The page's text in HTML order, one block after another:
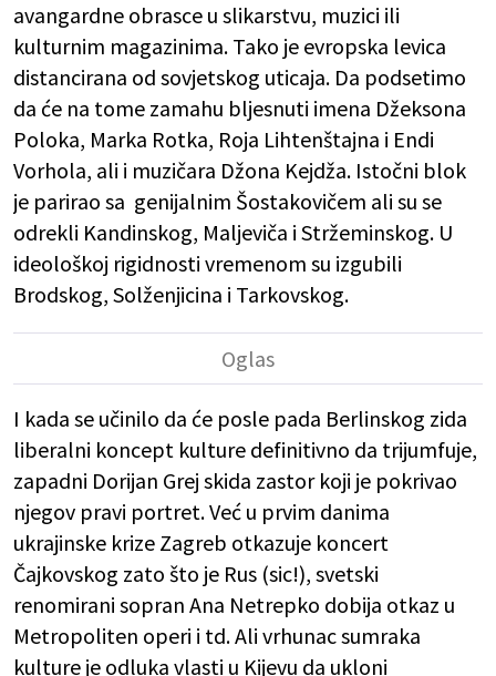
avangardne obrasce u slikarstvu, muzici ili
kulturnim magazinima. Tako je evropska levica
distancirana od sovjetskog uticaja. Da podsetimo
da će na tome zamahu bljesnuti imena Džeksona
Poloka, Marka Rotka, Roja Lihtenštajna i Endi
Vorhola, ali i muzičara Džona Kejdža. Istočni blok
je parirao sa genijalnim Šostakovičem ali su se
odrekli Kandinskog, Maljeviča i Stržeminskog. U
ideološkoj rigidnosti vremenom su izgubili
Brodskog, Solženjicina i Tarkovskog.
I kada se učinilo da će posle pada Berlinskog zida
liberalni koncept kulture definitivno da trijumfuje,
zapadni Dorijan Grej skida zastor koji je pokrivao
njegov pravi portret. Već u prvim danima
ukrajinske krize Zagreb otkazuje koncert
Čajkovskog zato što je Rus (sic!), svetski
renomirani sopran Ana Netrepko dobija otkaz u
Metropoliten operi i td. Ali vrhunac sumraka
kulture je odluka vlasti u Kijevu da ukloni